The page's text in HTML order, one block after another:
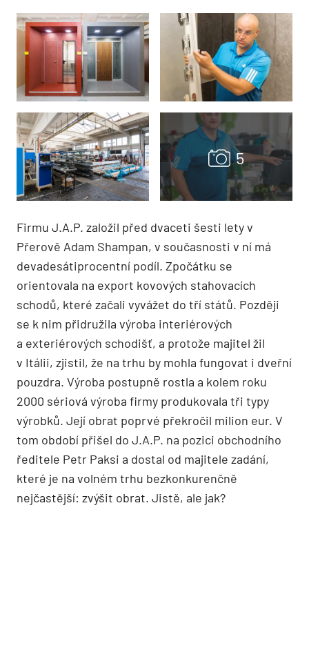
Firmu J.A.P. založil před dvaceti šesti lety v
Přerově Adam Shampan, v současnosti v ní má
devadesátiprocentní podíl. Zpočátku se
orientovala na export kovových stahovacích
schodů, které začali vyvážet do tří států. Později
se k nim přidružila výroba interiérových
a exteriérových schodišť, a protože majitel žil
v Itálii, zjistil, že na trhu by mohla fungovat i dveřní
pouzdra. Výroba postupně rostla a kolem roku
2000 sériová výroba firmy produkovala tři typy
výrobků. Její obrat poprvé překročil milion eur. V
tom období přišel do J.A.P. na pozici obchodního
ředitele Petr Paksi a dostal od majitele zadání,
které je na volném trhu bezkonkurenčně
nejčastější: zvýšit obrat. Jistě, ale jak?